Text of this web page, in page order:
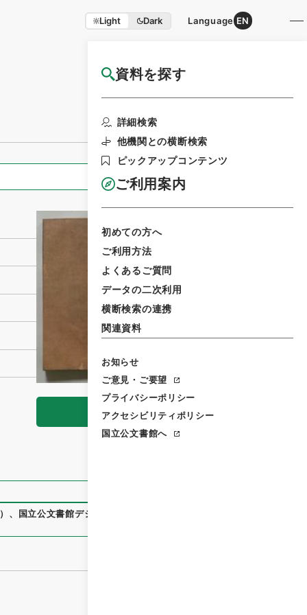
Light Dark Language EN
資料を探す
詳細検索
他機関との横断検索
ピックアップコンテンツ
ご利用案内
初めての方へ
ご利用方法
よくあるご質問
データの二次利用
横断検索の連携
関連資料
お知らせ
ご意見・ご要望
プライバシーポリシー
アクセシビリティポリシー
国立公文書館へ
国立公文書館HP利用案内
全ての情報
閲覧
） 、 国立公文書館デジタルアーカイブ